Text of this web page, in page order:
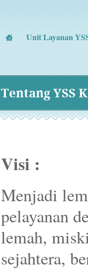
Unit Layanan
Tentang YSS
Visi :
Menjadi
pelayanan
lemah,
sejahtera,